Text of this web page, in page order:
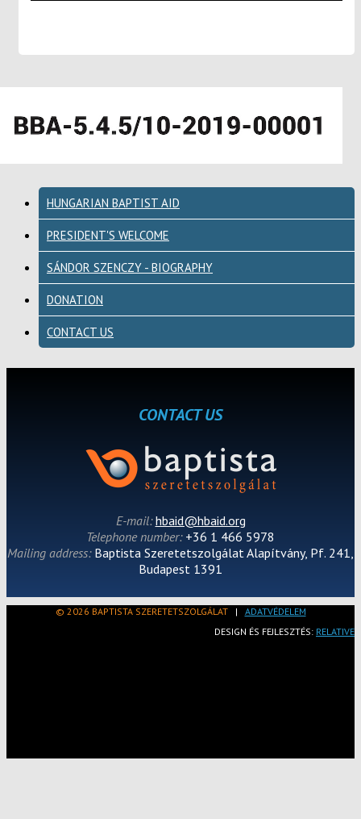
HUNGARIAN BAPTIST AID
PRESIDENT'S WELCOME
SÁNDOR SZENCZY - BIOGRAPHY
DONATION
CONTACT US
CONTACT US
E-mail:hbaid@hbaid.org
Telephone number: +36 1 466 5978
Mailing address: Baptista Szeretetszolgálat Alapítvány, Pf. 241,
Budapest 1391
© 2026 BAPTISTA SZERETETSZOLGÁLAT| ADATVÉDELEM
DESIGN ÉS FEJLESZTÉS: RELATIVE